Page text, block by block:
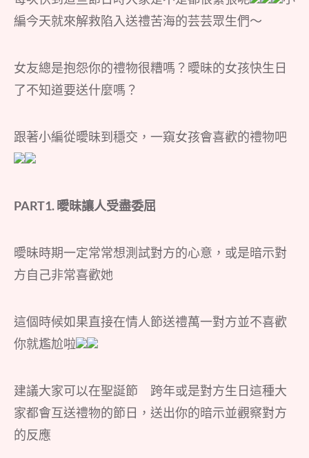
編今天就來解救陷入送禮苦海的芸芸眾生們～
女友總是抱怨你的禮物很糟嗎？曖昧的女孩快生日
了不知道要送什麼嗎？
跟著小編從曖昧到穩交，一窺女孩會喜歡的禮物吧
PART1. 曖昧讓人受盡委屈
曖昧時期一定常常想測試對方的心意，或是暗示對
方自己非常喜歡她
這個時候如果直接在情人節送禮萬一對方並不喜歡
你就尷尬啦
建議大家可以在聖誕節 跨年或是對方生日這種大
家都會互送禮物的節日，送出你的暗示並觀察對方
的反應